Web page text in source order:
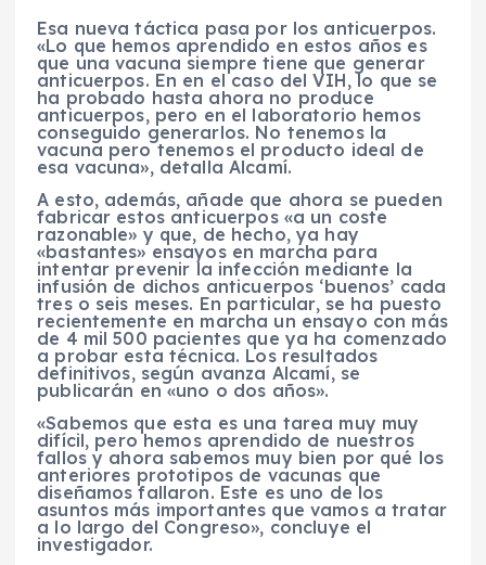
Esa nueva táctica pasa por los anticuerpos.
«Lo que hemos aprendido en estos años es
que una vacuna siempre tiene que generar
anticuerpos. En en el caso del VIH, lo que se
ha probado hasta ahora no produce
anticuerpos, pero en el laboratorio hemos
conseguido generarlos. No tenemos la
vacuna pero tenemos el producto ideal de
esa vacuna», detalla Alcamí.
A esto, además, añade que ahora se pueden
fabricar estos anticuerpos «a un coste
razonable» y que, de hecho, ya hay
«bastantes» ensayos en marcha para
intentar prevenir la infección mediante la
infusión de dichos anticuerpos ‘buenos’ cada
tres o seis meses. En particular, se ha puesto
recientemente en marcha un ensayo con más
de 4 mil 500 pacientes que ya ha comenzado
a probar esta técnica. Los resultados
definitivos, según avanza Alcamí, se
publicarán en «uno o dos años».
«Sabemos que esta es una tarea muy muy
difícil, pero hemos aprendido de nuestros
fallos y ahora sabemos muy bien por qué los
anteriores prototipos de vacunas que
diseñamos fallaron. Este es uno de los
asuntos más importantes que vamos a tratar
a lo largo del Congreso», concluye el
investigador.